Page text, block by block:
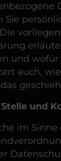
Sie
und wofür
auch,
und
im Sinne